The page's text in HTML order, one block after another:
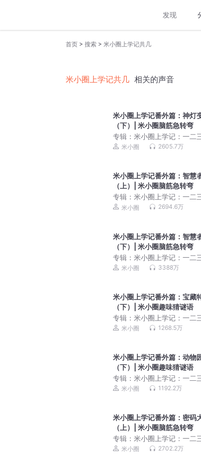
发现
首页 > 搜索 > 米小圈上学记共几
米小圈上学记共几 相关的声音
米小圈上学记番外篇：神灯
（下）| 米小圈脑筋急转弯
专辑： 米小圈上学记：一二
米小圈 2605.7万
米小圈上学记番外篇：智慧
（上）| 米小圈脑筋急转弯
专辑： 米小圈上学记：一二
米小圈 2694.6万
米小圈上学记番外篇：智慧
（下）| 米小圈脑筋急转弯
专辑： 米小圈上学记：一二
米小圈 3388万
米小圈上学记番外篇：宝藏
（下）| 米小圈趣味猜谜语
专辑： 米小圈上学记：一二
米小圈 1268.5万
米小圈上学记番外篇：动物
（下）| 米小圈趣味猜谜语
专辑： 米小圈上学记：一二
米小圈 1192.2万
米小圈上学记番外篇：密码
（上）| 米小圈脑筋急转弯
专辑： 米小圈上学记：一二
米小圈 2702.2万